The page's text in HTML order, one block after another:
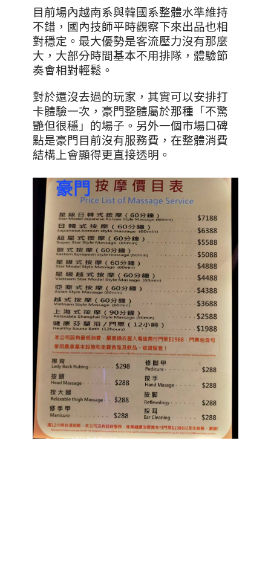
目前場內越南系與韓國系整體水準維持
不錯，國內技師平時觀察下來出品也相
對穩定。最大優勢是客流壓力沒有那麼
大，大部分時間基本不用排隊，體驗節
奏會相對輕鬆。
對於還沒去過的玩家，其實可以安排打
卡體驗一次，豪門整體屬於那種「不驚
艷但很穩」的場子。另外一個市場口碑
點是豪門目前沒有服務費，在整體消費
結構上會顯得更直接透明。